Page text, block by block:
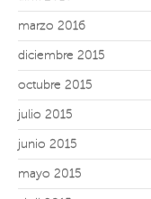
marzo 2016
diciembre 2015
octubre 2015
julio 2015
junio 2015
mayo 2015